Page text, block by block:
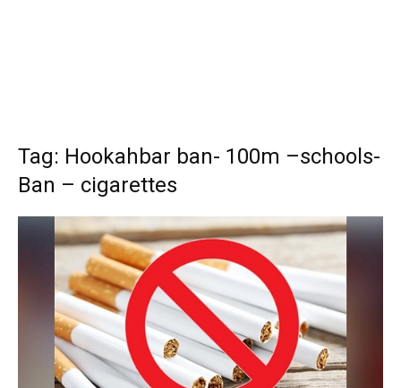
Tag: Hookahbar ban- 100m –schools-
Ban – cigarettes